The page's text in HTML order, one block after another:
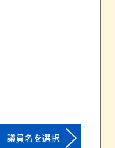
議員名を選択